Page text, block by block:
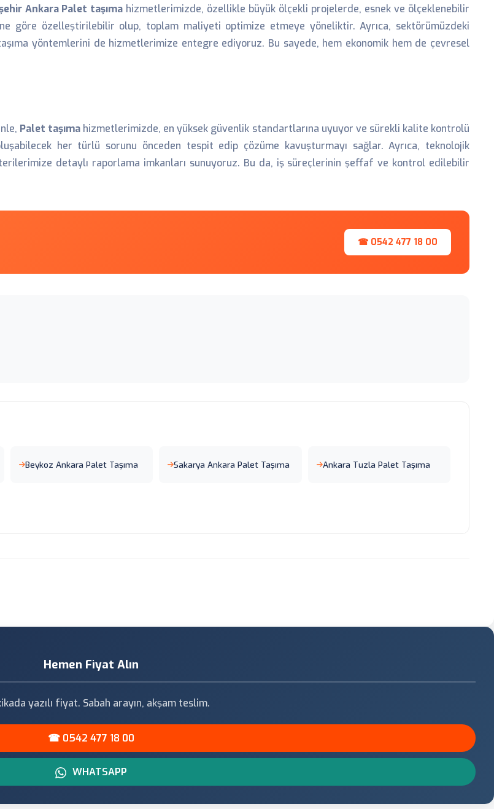
Ankara Palet taşıma hizmetlerimizde, özellikle büyük ölçekli projelerde, esnek ve ölçeklenebilir
göre özelleştirilebilir olup, toplam maliyeti optimize etmeye yöneliktir. Ayrıca, sektörümüzdeki
yöntemlerini de hizmetlerimize entegre ediyoruz. Bu sayede, hem ekonomik hem de çevresel
Palet taşıma hizmetlerimizde, en yüksek güvenlik standartlarına uyuyor ve sürekli kalite kontrolü
her türlü sorunu önceden tespit edip çözüme kavuşturmayı sağlar. Ayrıca, teknolojik
detaylı raporlama imkanları sunuyoruz. Bu da, iş süreçlerinin şeffaf ve kontrol edilebilir
☎ 0542 477 18 00
Beykoz Ankara Palet Taşıma Sakarya Ankara Palet Taşıma Ankara Tuzla Palet Taşıma
Hemen Fiyat Alın
yazılı fiyat. Sabah arayın, akşam teslim.
☎ 0542 477 18 00
WHATSAPP